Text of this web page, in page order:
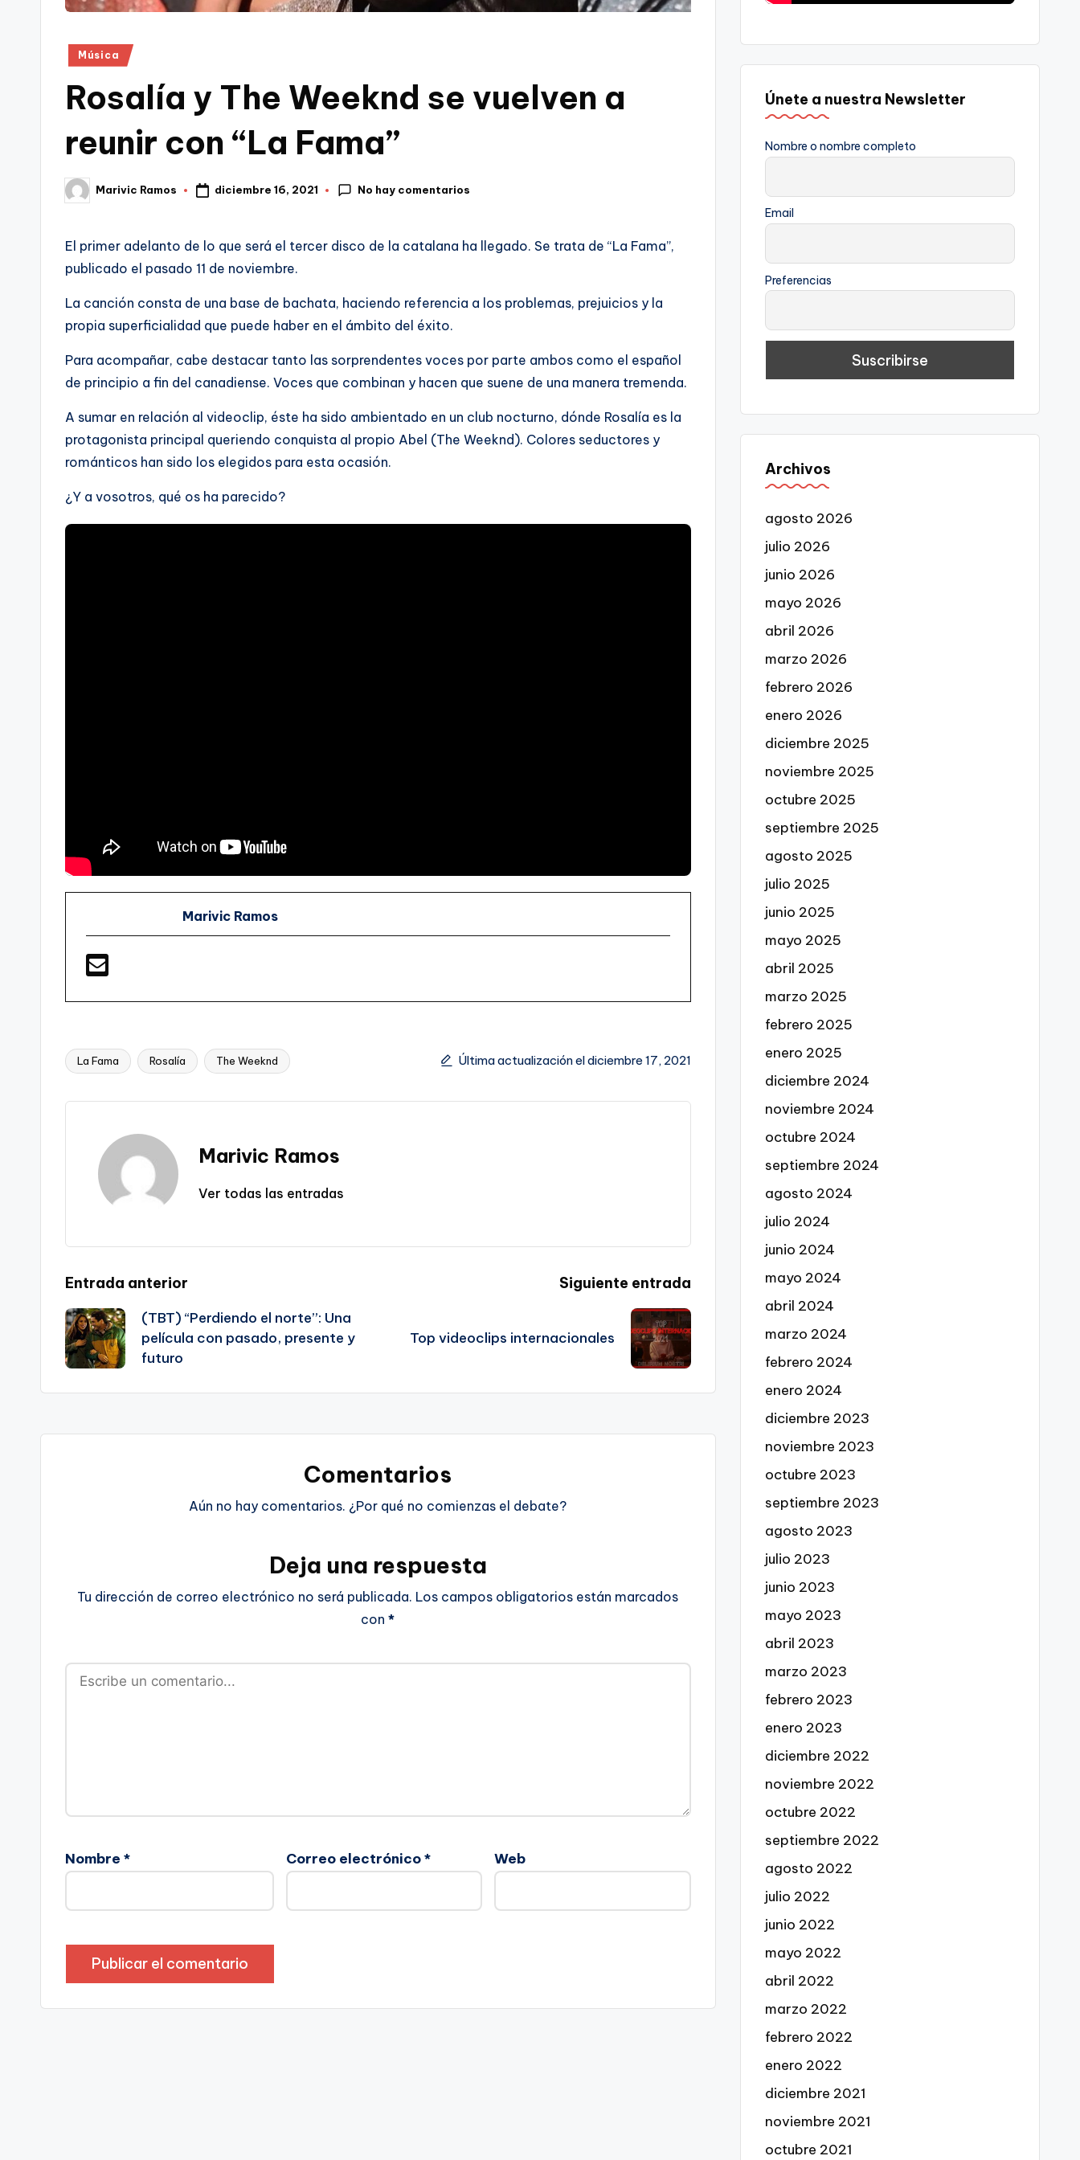
Publicado
Música
Rosalía y The Weeknd se vuelven a
reunir con “La Fama”
Publicado
por
Marivic Ramos diciembre 16, 2021 No hay comentarios
El primer adelanto de lo que será el tercer disco de la catalana ha llegado. Se trata de “La Fama”,
publicado el pasado 11 de noviembre.
La canción consta de una base de bachata, haciendo referencia a los problemas, prejuicios y la
propia superficialidad que puede haber en el ámbito del éxito.
Para acompañar, cabe destacar tanto las sorprendentes voces por parte ambos como el español
de principio a fin del canadiense. Voces que combinan y hacen que suene de una manera tremenda.
A sumar en relación al videoclip, éste ha sido ambientado en un club nocturno, dónde Rosalía es la
protagonista principal queriendo conquista al propio Abel (The Weeknd). Colores seductores y
románticos han sido los elegidos para esta ocasión.
¿Y a vosotros, qué os ha parecido?
Marivic Ramos
Etiquetas:
La Fama Rosalía The Weeknd Última actualización el diciembre 17, 2021
Marivic Ramos
Ver todas las entradas
Navegación
de
entradas
Entrada anterior
(TBT) “Perdiendo el norte”: Una
película con pasado, presente y
futuro
Siguiente entrada
Top videoclips internacionales
Comentarios
Aún no hay comentarios. ¿Por qué no comienzas el debate?
Deja una respuesta
Tu dirección de correo electrónico no será publicada. Los campos obligatorios están marcados
con*
Nombre * Correo electrónico* Web
Únete a nuestra Newsletter
Nombre o nombre completo
Email
Preferencias
Archivos
agosto 2026
julio 2026
junio 2026
mayo 2026
abril 2026
marzo 2026
febrero 2026
enero 2026
diciembre 2025
noviembre 2025
octubre 2025
septiembre 2025
agosto 2025
julio 2025
junio 2025
mayo 2025
abril 2025
marzo 2025
febrero 2025
enero 2025
diciembre 2024
noviembre 2024
octubre 2024
septiembre 2024
agosto 2024
julio 2024
junio 2024
mayo 2024
abril 2024
marzo 2024
febrero 2024
enero 2024
diciembre 2023
noviembre 2023
octubre 2023
septiembre 2023
agosto 2023
julio 2023
junio 2023
mayo 2023
abril 2023
marzo 2023
febrero 2023
enero 2023
diciembre 2022
noviembre 2022
octubre 2022
septiembre 2022
agosto 2022
julio 2022
junio 2022
mayo 2022
abril 2022
marzo 2022
febrero 2022
enero 2022
diciembre 2021
noviembre 2021
octubre 2021